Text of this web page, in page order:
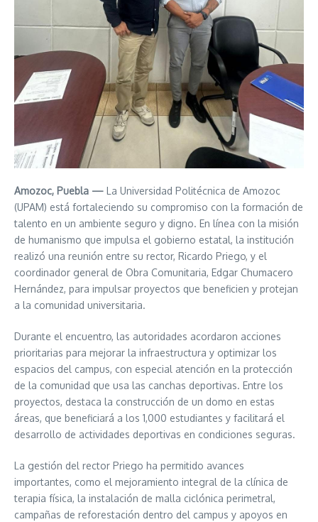
Amozoc, Puebla — La Universidad Politécnica de Amozoc
(UPAM) está fortaleciendo su compromiso con la formación de
talento en un ambiente seguro y digno. En línea con la misión
de humanismo que impulsa el gobierno estatal, la institución
realizó una reunión entre su rector, Ricardo Priego, y el
coordinador general de Obra Comunitaria, Edgar Chumacero
Hernández, para impulsar proyectos que beneficien y protejan
a la comunidad universitaria.
Durante el encuentro, las autoridades acordaron acciones
prioritarias para mejorar la infraestructura y optimizar los
espacios del campus, con especial atención en la protección
de la comunidad que usa las canchas deportivas. Entre los
proyectos, destaca la construcción de un domo en estas
áreas, que beneficiará a los 1,000 estudiantes y facilitará el
desarrollo de actividades deportivas en condiciones seguras.
La gestión del rector Priego ha permitido avances
importantes, como el mejoramiento integral de la clínica de
terapia física, la instalación de malla ciclónica perimetral,
campañas de reforestación dentro del campus y apoyos en